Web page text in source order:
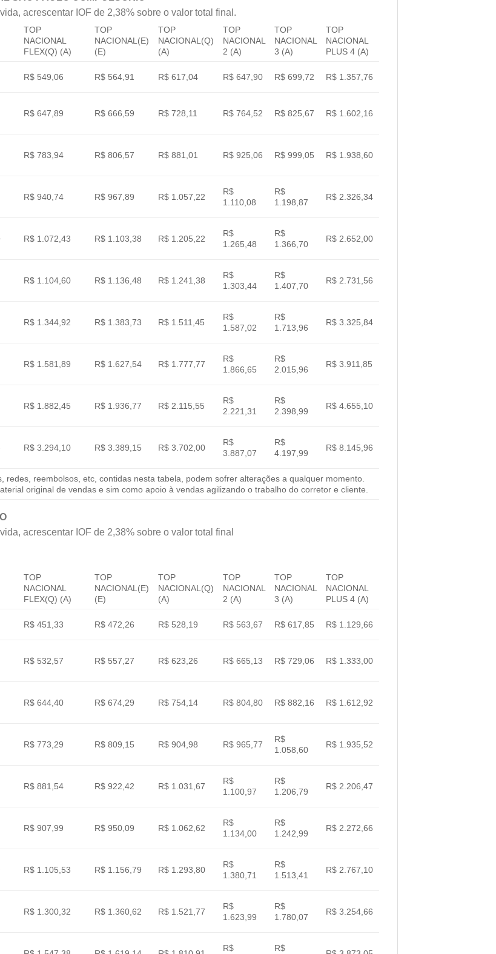
acrescentar IOF de 2,38% sobre o valor total final.
TOP
NACIONAL
FLEX(Q) (A)
TOP
NACIONAL(E)
(E)
TOP
NACIONAL(Q)
(A)
TOP
NACIONAL
2 (A)
TOP
NACIONAL
3 (A)
TOP
NACIONAL
PLUS 4 (A)
R$ 549,06 R$ 564,91 R$ 617,04 R$ 647,90 R$ 699,72 R$ 1.357,76
R$ 647,89 R$ 666,59 R$ 728,11 R$ 764,52 R$ 825,67 R$ 1.602,16
R$ 783,94 R$ 806,57 R$ 881,01 R$ 925,06 R$ 999,05 R$ 1.938,60
R$ 940,74 R$ 967,89 R$ 1.057,22
R$
1.110,08
R$
1.198,87
R$ 2.326,34
R$ 1.072,43 R$ 1.103,38 R$ 1.205,22
R$
1.265,48
R$
1.366,70
R$ 2.652,00
R$ 1.104,60 R$ 1.136,48 R$ 1.241,38
R$
1.303,44
R$
1.407,70
R$ 2.731,56
R$ 1.344,92 R$ 1.383,73 R$ 1.511,45
R$
1.587,02
R$
1.713,96
R$ 3.325,84
R$ 1.581,89 R$ 1.627,54 R$ 1.777,77
R$
1.866,65
R$
2.015,96
R$ 3.911,85
R$ 1.882,45 R$ 1.936,77 R$ 2.115,55
R$
2.221,31
R$
2.398,99
R$ 4.655,10
R$ 3.294,10 R$ 3.389,15 R$ 3.702,00
R$
3.887,07
R$
4.197,99
R$ 8.145,96
redes, reembolsos, etc, contidas nesta tabela, podem sofrer alterações a qualquer momento.
original de vendas e sim como apoio à vendas agilizando o trabalho do corretor e cliente.
acrescentar IOF de 2,38% sobre o valor total final
TOP
NACIONAL
FLEX(Q) (A)
TOP
NACIONAL(E)
(E)
TOP
NACIONAL(Q)
(A)
TOP
NACIONAL
2 (A)
TOP
NACIONAL
3 (A)
TOP
NACIONAL
PLUS 4 (A)
R$ 451,33 R$ 472,26 R$ 528,19 R$ 563,67 R$ 617,85 R$ 1.129,66
R$ 532,57 R$ 557,27 R$ 623,26 R$ 665,13 R$ 729,06 R$ 1.333,00
R$ 644,40 R$ 674,29 R$ 754,14 R$ 804,80 R$ 882,16 R$ 1.612,92
R$ 773,29 R$ 809,15 R$ 904,98 R$ 965,77
R$
1.058,60
R$ 1.935,52
R$ 881,54 R$ 922,42 R$ 1.031,67
R$
1.100,97
R$
1.206,79
R$ 2.206,47
R$ 907,99 R$ 950,09 R$ 1.062,62
R$
1.134,00
R$
1.242,99
R$ 2.272,66
R$ 1.105,53 R$ 1.156,79 R$ 1.293,80
R$
1.380,71
R$
1.513,41
R$ 2.767,10
R$ 1.300,32 R$ 1.360,62 R$ 1.521,77
R$
1.623,99
R$
1.780,07
R$ 3.254,66
R$
R$